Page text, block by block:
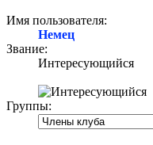
Имя пользователя:
Немец
Звание:
Интересующийся
Группы: